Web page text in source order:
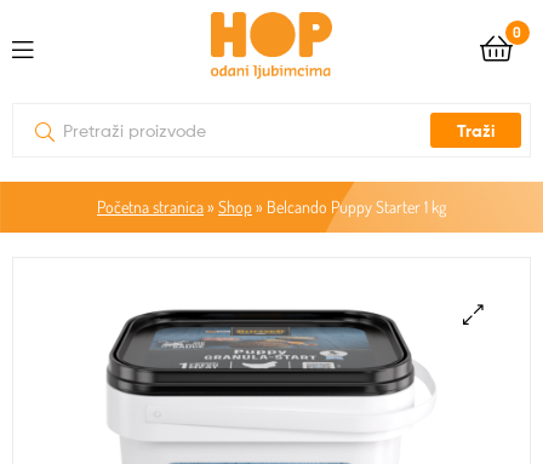
0
Traži
Početna stranica» Shop» Belcando Puppy Starter 1 kg